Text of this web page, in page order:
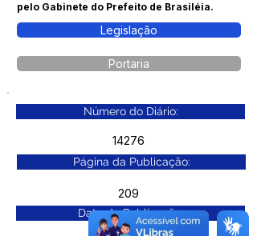
pelo Gabinete do Prefeito de Brasiléia.
Legislação
Portaria
Número do Diário:
14276
Página da Publicação:
209
Data da Publicação: